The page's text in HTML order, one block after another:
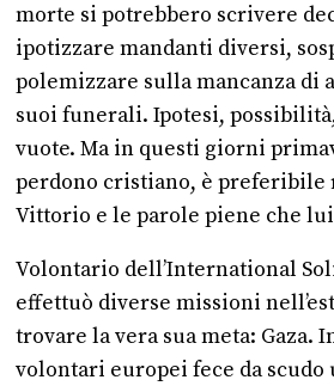
morte si potrebbero scrivere
ipotizzare mandanti diversi,
polemizzare sulla mancanza di
suoi funerali. Ipotesi,
vuote. Ma in questi giorni
perdono cristiano, è preferibile
Vittorio e le parole piene che
Volontario dell’International
effettuò diverse missioni
trovare la vera sua meta: Gaza.
volontari europei fece da scudo